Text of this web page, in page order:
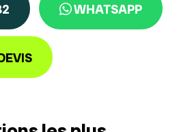
WHATSAPP